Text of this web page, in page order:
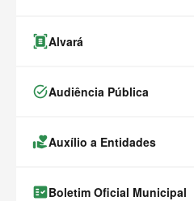
document_scannerAlvará
task_altAudiência Pública
volunteer_activismAuxílio a Entidades
fact_checkBoletim Oficial Municipal